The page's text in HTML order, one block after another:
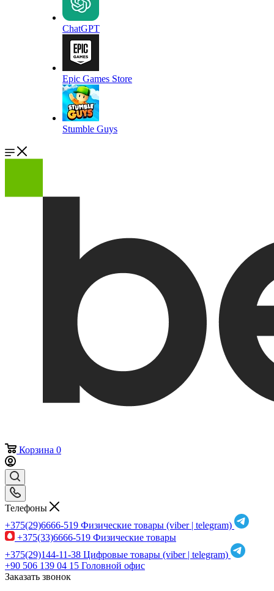
ChatGPT
Epic Games Store
Stumble Guys
Корзина 0
Телефоны
+375(29)6666-519 Физические товары (viber | telegram)
+375(33)6666-519 Физические товары
+375(29)144-11-38 Цифровые товары (viber | telegram)
+90 506 139 04 15 Головной офис
Заказать звонок